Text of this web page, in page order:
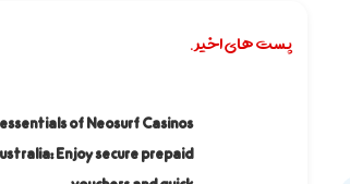
پست های اخیر.
of Neosurf Casinos
Enjoy secure prepaid